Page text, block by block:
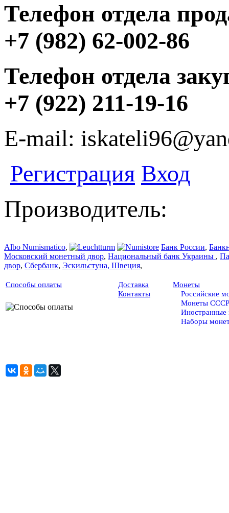
Телефон отдела
+7 (982) 62-002-86
Телефон отдела
+7 (922) 211-19-16
E-mail:
Регистрация Вход
Производитель:
Albo Numismatico, Банк России,
Московский монетный двор, Национальный банк Украины ,
двор, Сбербанк, Эскильстуна, Швеция,
Способы оплаты
Доставка
Контакты
Монеты
Российские
Монеты СССР
Иностранные
Наборы